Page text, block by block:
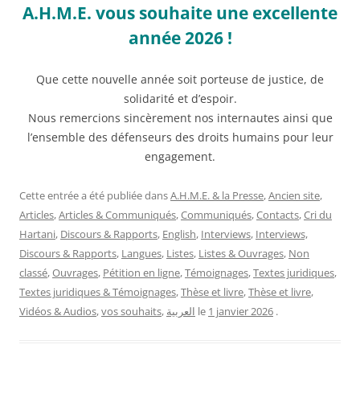
A.H.M.E. vous souhaite une excellente
année 2026 !
Que cette nouvelle année soit porteuse de justice, de
solidarité et d’espoir.
Nous remercions sincèrement nos internautes ainsi que
l’ensemble des défenseurs des droits humains pour leur
engagement.
Cette entrée a été publiée dansA.H.M.E. & la Presse,Ancien site,
Articles,Articles & Communiqués,Communiqués,Contacts,Cri du
Hartani, Discours & Rapports, English, Interviews, Interviews,
Discours & Rapports, Langues, Listes, Listes & Ouvrages, Non
classé,Ouvrages, Pétition en ligne,Témoignages,Textes juridiques,
Textes juridiques & Témoignages,Thèse et livre,Thèse et livre,
Vidéos & Audios,vos souhaits, العربية le 1 janvier 2026 .